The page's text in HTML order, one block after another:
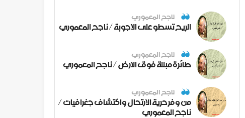
ناجح المعموري
الريح تسطو على الاجوبة / ناجح المعموري
ناجح المعموري
طائرة مبللة فوق الارض / ناجح المعموري
ناجح المعموري
من وفر حرية الارتحال واكتشاف جغرافيات /
ناجح المعموري